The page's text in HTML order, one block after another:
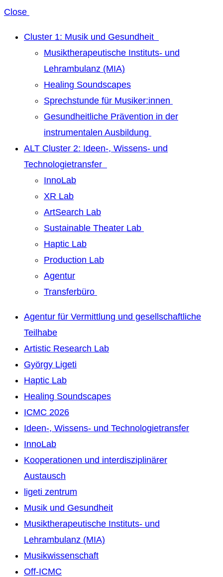
Close
Cluster 1: Musik und Gesundheit
Musiktherapeutische Instituts- und
Lehrambulanz (MIA)
Healing Soundscapes
Sprechstunde für Musiker:innen
Gesundheitliche Prävention in der
instrumentalen Ausbildung
ALT Cluster 2: Ideen-, Wissens- und
Technologietransfer
InnoLab
XR Lab
ArtSearch Lab
Sustainable Theater Lab
Haptic Lab
Production Lab
Agentur
Transferbüro
Agentur für Vermittlung und gesellschaftliche
Teilhabe
Artistic Research Lab
György Ligeti
Haptic Lab
Healing Soundscapes
ICMC 2026
Ideen-, Wissens- und Technologietransfer
InnoLab
Kooperationen und interdisziplinärer
Austausch
ligeti zentrum
Musik und Gesundheit
Musiktherapeutische Instituts- und
Lehrambulanz (MIA)
Musikwissenschaft
Off-ICMC